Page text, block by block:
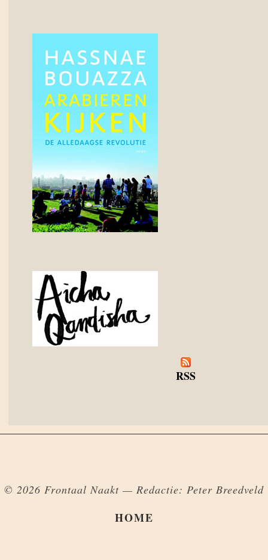
RSS
© 2026 Frontaal Naakt — Redactie: Peter Breedveld
HOME